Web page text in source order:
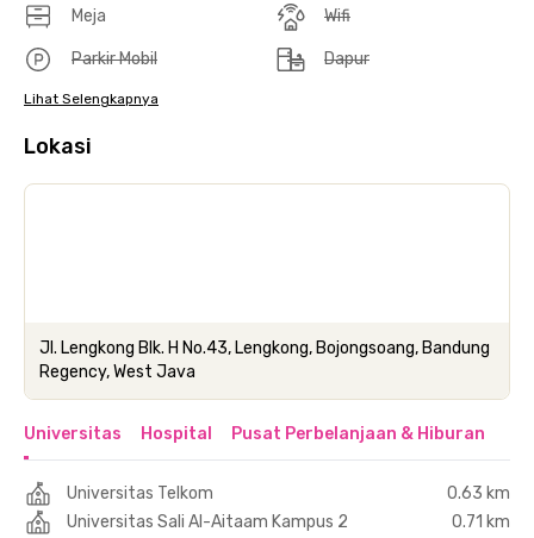
Meja Wifi
Parkir Mobil Dapur
Lihat Selengkapnya
Lokasi
Jl. Lengkong Blk. H No.43, Lengkong, Bojongsoang, Bandung
Regency, West Java
Universitas Hospital Pusat Perbelanjaan & Hiburan
Universitas Telkom
0.63 km
Universitas Sali Al-Aitaam Kampus 2
0.71 km